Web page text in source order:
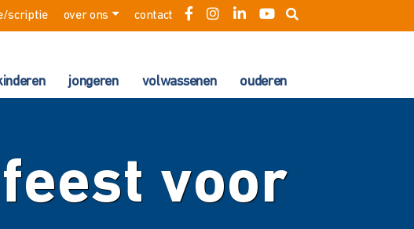
scriptie over ons contact
jongeren volwassenen ouderen
voor